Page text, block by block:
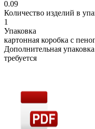
0.09
Количество изделий в
1
Упаковка
картонная коробка с
Дополнительная упаковка
требуется